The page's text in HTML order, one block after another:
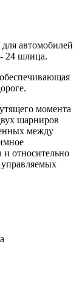
автомобилей
24 шлица.
момента
шарниров
между
и относительно